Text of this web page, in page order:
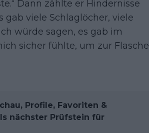
Dann zählte er Hindernisse
gab viele Schlaglöcher, viele
würde sagen, es gab im
sicher fühlte, um zur Flasche
Profile, Favoriten &
nächster Prüfstein für